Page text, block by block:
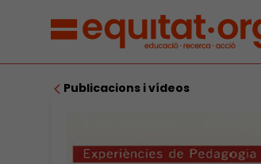
Publicacions i vídeos